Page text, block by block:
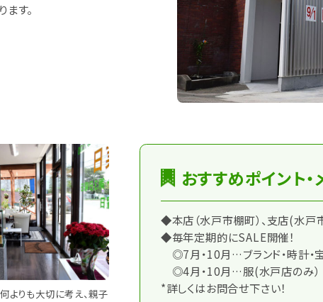
す。
よりも大切に考え、親子
おすすめポイント・
◆本店（水戸市棚町）、支店(水戸
◆毎年定期的にSALE開催！
◎7月・10月…ブランド・時計・
◎4月・10月…服(水戸店のみ）
*詳しくはお問合せ下さい！